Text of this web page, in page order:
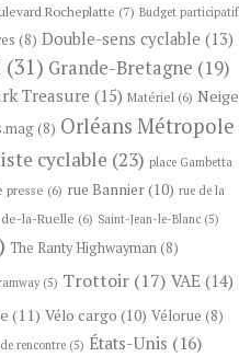
Rocheplatte (7) Budget participatif
(8) Double-sens cyclable (13)
(31) Grande-Bretagne (19)
Treasure (15) Matériel (6) Neige
(8) Orléans Métropole
cyclable (23) place Gambetta
presse (6) rue Bannier(10) rue de la
la-Ruelle (6) Saint-Jean-le-Blanc (5)
The Ranty Highwayman(8)
(5) Trottoir (17) VAE (14)
(11) Vélo cargo (10) Vélorue (8)
rencontre (5) États-Unis (16)